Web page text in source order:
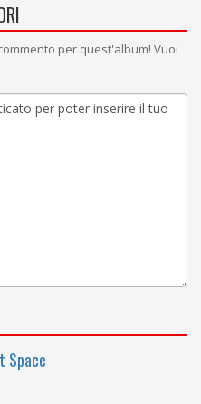
per quest'album! Vuoi
Space